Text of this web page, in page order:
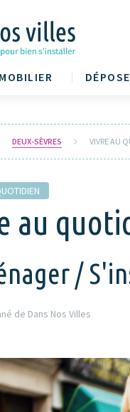
DEUX-SÈVRES VIVRE AU
au
/
de Dans Nos Villes